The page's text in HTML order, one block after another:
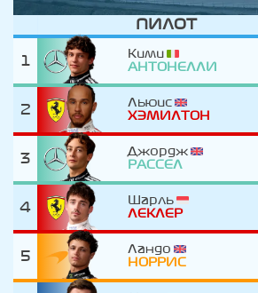
ПИЛОТ
1
Кими
АНТОНЕЛЛИ
2
Льюис
ХЭМИЛТОН
3
Джордж
РАССЕЛ
4
Шарль
ЛЕКЛЕР
5
Ландо
НОРРИС